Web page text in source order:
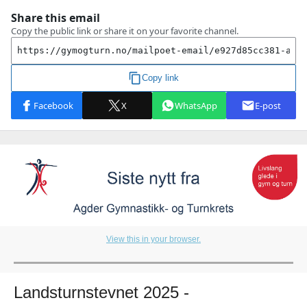
View this in your browser.
Landsturnstevnet 2025 -